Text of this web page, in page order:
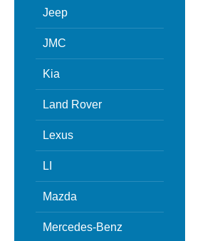
Jeep
JMC
Kia
Land Rover
Lexus
LI
Mazda
Mercedes-Benz